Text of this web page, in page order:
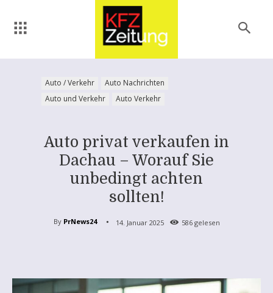
Auto / Verkehr
Auto Nachrichten
Auto und Verkehr
Auto Verkehr
Auto privat verkaufen in
Dachau – Worauf Sie
unbedingt achten
sollten!
By PrNews24 14. Januar 2025 586gelesen